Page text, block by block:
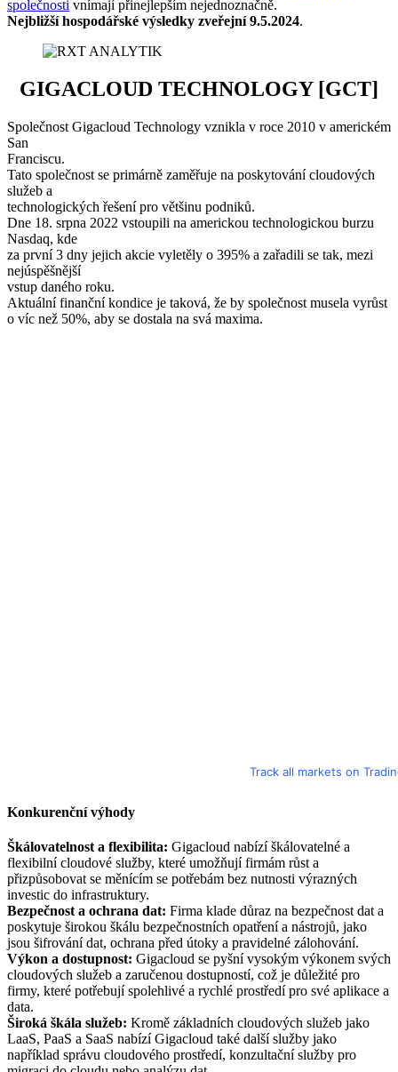
společnosti vnímají přinejlepším nejednoznačně.
Nejbližší hospodářské výsledky zveřejní 9.5.2024.
GIGACLOUD TECHNOLOGY [GCT]
Společnost Gigacloud Technology vznikla v roce 2010 v americkém
San
Franciscu.
Tato společnost se primárně zaměřuje na poskytování cloudových
služeb a
technologických řešení pro většinu podniků.
Dne 18. srpna 2022 vstoupili na americkou technologickou burzu
Nasdaq, kde
za první 3 dny jejich akcie vyletěly o 395% a zařadili se tak, mezi
nejúspěšnější
vstup daného roku.
Aktuální finanční kondice je taková, že by společnost musela vyrůst
o víc než 50%, aby se dostala na svá maxima.
Track all markets on
Konkurenční výhody
Škálovatelnost a flexibilita: Gigacloud nabízí škálovatelné a
flexibilní cloudové služby, které umožňují firmám růst a
přizpůsobovat se měnícím se potřebám bez nutnosti výrazných
investic do infrastruktury.
Bezpečnost a ochrana dat: Firma klade důraz na bezpečnost dat a
poskytuje širokou škálu bezpečnostních opatření a nástrojů, jako
jsou šifrování dat, ochrana před útoky a pravidelné zálohování.
Výkon a dostupnost: Gigacloud se pyšní vysokým výkonem svých
cloudových služeb a zaručenou dostupností, což je důležité pro
firmy, které potřebují spolehlivé a rychlé prostředí pro své aplikace a
data.
Široká škála služeb: Kromě základních cloudových služeb jako
LaaS, PaaS a SaaS nabízí Gigacloud také další služby jako
například správu cloudového prostředí, konzultační služby pro